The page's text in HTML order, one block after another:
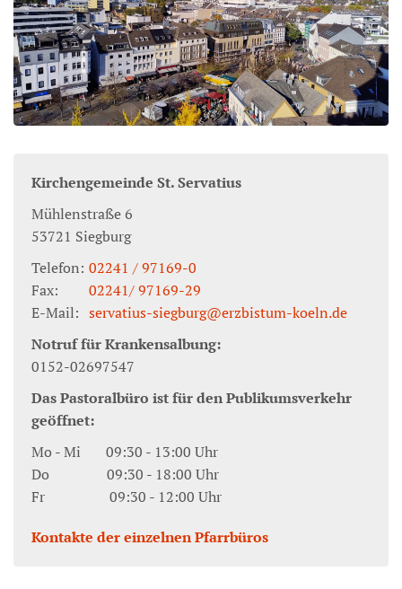
Kirchengemeinde St. Servatius
Mühlenstraße 6
53721 Siegburg
Telefon: 02241 / 97169-0
Fax:
02241/ 97169-29
E-Mail: servatius-siegburg@erzbistum-koeln.de
Notruf für Krankensalbung:
0152-02697547
Das Pastoralbüro ist für den Publikumsverkehr
geöffnet:
Mo - Mi 09:30 - 13:00 Uhr
Do 09:30 - 18:00 Uhr
Fr 09:30 - 12:00 Uhr
Kontakte der einzelnen Pfarrbüros